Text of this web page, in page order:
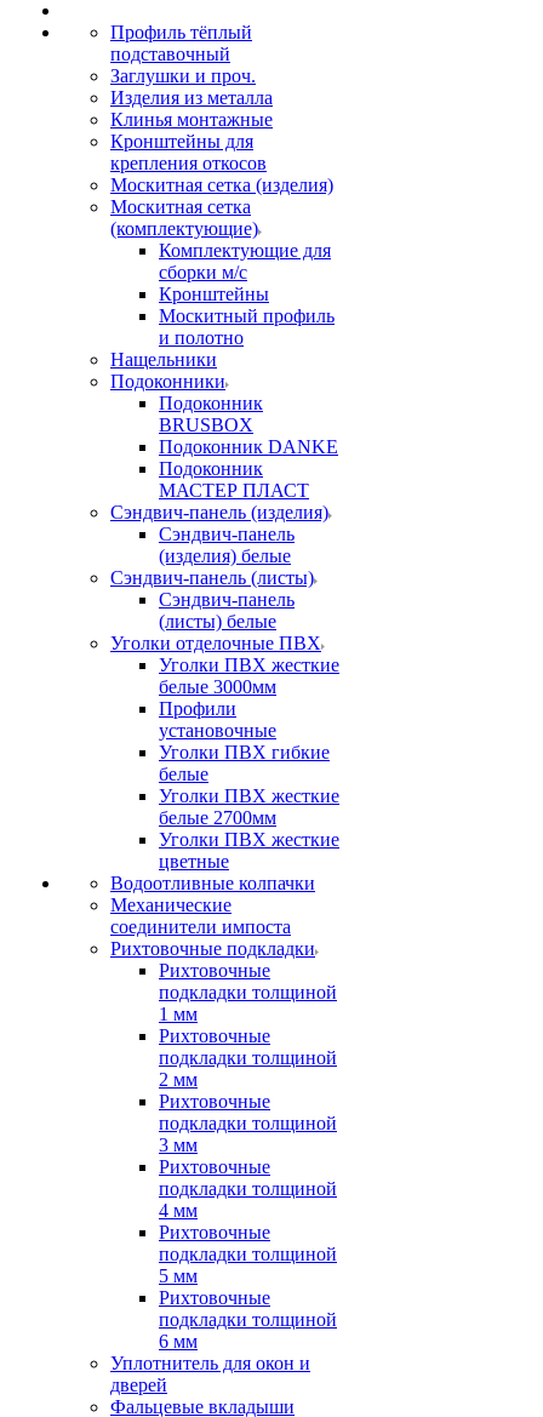
Профиль тёплый
подставочный
Заглушки и проч.
Изделия из металла
Клинья монтажные
Кронштейны для
крепления откосов
Москитная сетка (изделия)
Москитная сетка
(комплектующие)
Комплектующие для
сборки м/с
Кронштейны
Москитный профиль
и полотно
Нащельники
Подоконники
Подоконник
BRUSBOX
Подоконник DANKE
Подоконник
МАСТЕР ПЛАСТ
Сэндвич-панель (изделия)
Сэндвич-панель
(изделия) белые
Сэндвич-панель (листы)
Сэндвич-панель
(листы) белые
Уголки отделочные ПВХ
Уголки ПВХ жесткие
белые 3000мм
Профили
установочные
Уголки ПВХ гибкие
белые
Уголки ПВХ жесткие
белые 2700мм
Уголки ПВХ жесткие
цветные
Водоотливные колпачки
Механические
соединители импоста
Рихтовочные подкладки
Рихтовочные
подкладки толщиной
1 мм
Рихтовочные
подкладки толщиной
2 мм
Рихтовочные
подкладки толщиной
3 мм
Рихтовочные
подкладки толщиной
4 мм
Рихтовочные
подкладки толщиной
5 мм
Рихтовочные
подкладки толщиной
6 мм
Уплотнитель для окон и
дверей
Фальцевые вкладыши